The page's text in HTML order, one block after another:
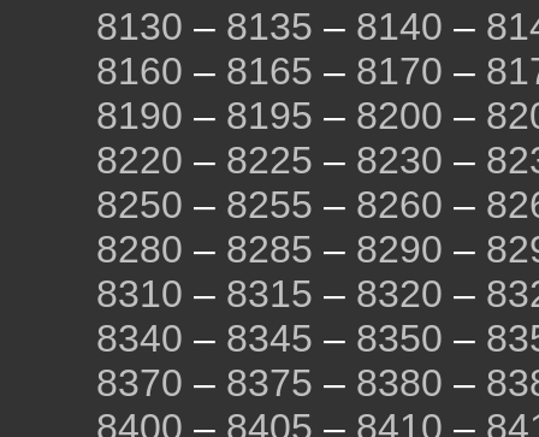
8130 – 8135 – 8140 –
8160 – 8165 – 8170 –
8190 – 8195 – 8200 –
8220 – 8225 – 8230 –
8250 – 8255 – 8260 –
8280 – 8285 – 8290 –
8310 – 8315 – 8320 –
8340 – 8345 – 8350 –
8370 – 8375 – 8380 –
8400 – 8405 – 8410 –